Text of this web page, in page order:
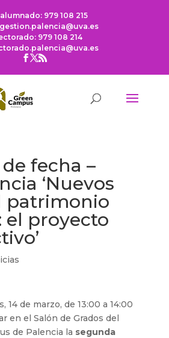
979 108 215
979 108 214
fecha –
‘Nuevos
patrimonio
el proyecto
14 de marzo, de 13:00 a 14:00
en el Salón de Grados del
de Palencia la segunda